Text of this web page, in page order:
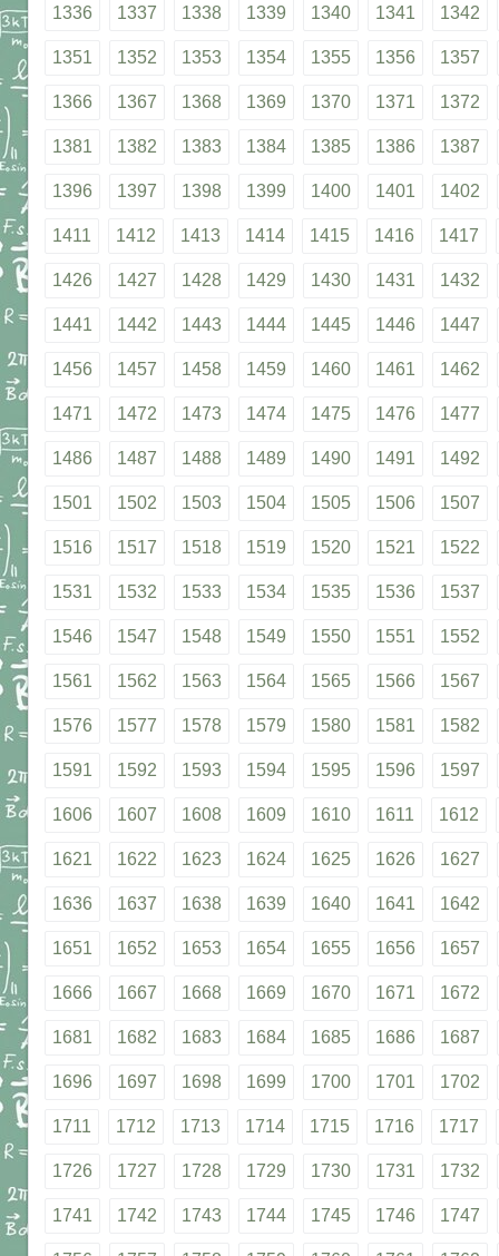
1336 1337 1338 1339 1340 1341 1342
1351 1352 1353 1354 1355 1356 1357
1366 1367 1368 1369 1370 1371 1372
1381 1382 1383 1384 1385 1386 1387
1396 1397 1398 1399 1400 1401 1402
1411 1412 1413 1414 1415 1416 1417
1426 1427 1428 1429 1430 1431 1432
1441 1442 1443 1444 1445 1446 1447
1456 1457 1458 1459 1460 1461 1462
1471 1472 1473 1474 1475 1476 1477
1486 1487 1488 1489 1490 1491 1492
1501 1502 1503 1504 1505 1506 1507
1516 1517 1518 1519 1520 1521 1522
1531 1532 1533 1534 1535 1536 1537
1546 1547 1548 1549 1550 1551 1552
1561 1562 1563 1564 1565 1566 1567
1576 1577 1578 1579 1580 1581 1582
1591 1592 1593 1594 1595 1596 1597
1606 1607 1608 1609 1610 1611 1612
1621 1622 1623 1624 1625 1626 1627
1636 1637 1638 1639 1640 1641 1642
1651 1652 1653 1654 1655 1656 1657
1666 1667 1668 1669 1670 1671 1672
1681 1682 1683 1684 1685 1686 1687
1696 1697 1698 1699 1700 1701 1702
1711 1712 1713 1714 1715 1716 1717
1726 1727 1728 1729 1730 1731 1732
1741 1742 1743 1744 1745 1746 1747